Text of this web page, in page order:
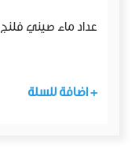
عداد ماء صيني فلنج 4 انش
+ اضافة للسلة